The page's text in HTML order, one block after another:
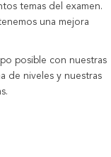
temas del examen.
una mejora
posible con nuestras
de niveles y nuestras